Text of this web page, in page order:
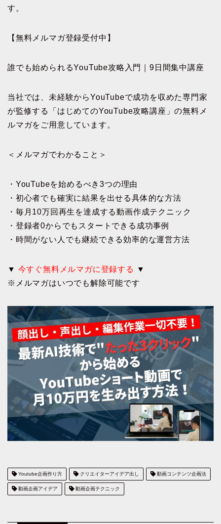
す。
【無料メルマガ登録受付中】
誰でも始められるYouTube攻略入門｜9日間集中講座
当社では、未経験からYouTubeで成功を収めた専門家
が監修する「はじめてのYouTube攻略講座」の無料メ
ルマガをご用意しています。
＜メルマガでわかること＞
・YouTubeを始めるべき3つの理由
・初心者でも確実に結果を出せる具体的な方法
・毎月10万回再生を達成する動画作成テクニック
・登録者0からでもスタートできる成功事例
・時間がない人でも継続できる効率的な運営方法
▼ 今すぐ無料メルマガに登録する
▼
※メルマガはいつでも解除可能です
Youtube企画作り方 クリエイターアイデア出し 動画コンテンツ企画法
動画企画アイデア 動画企画テクニック